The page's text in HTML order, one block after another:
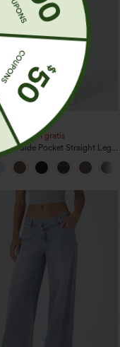
+5
y llévate 1 gratis
Side Pocket Straight Leg